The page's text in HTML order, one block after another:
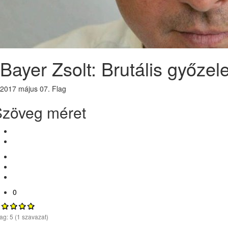
Bayer Zsolt: Brutális
2017 május 07. Flag
méret
0
5 (1 szavazat)